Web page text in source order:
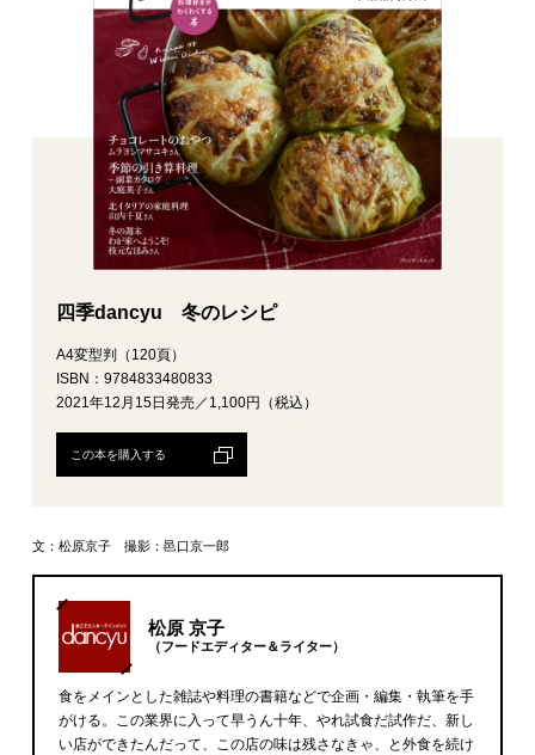
四季dancyu 冬のレシピ
A4変型判（120頁）
ISBN：9784833480833
2021年12月15日発売／1,100円（税込）
この本を購入する
文：松原京子 撮影：邑口京一郎
松原 京子
（フードエディター＆ライター）
食をメインとした雑誌や料理の書籍などで企画・編集・執筆を手
がける。この業界に入って早うん十年、やれ試食だ試作だ、新し
い店ができたんだって、この店の味は残さなきゃ、と外食を続け